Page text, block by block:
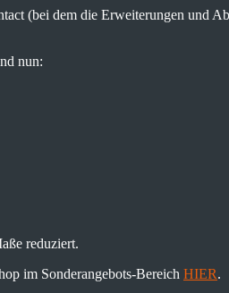
(bei dem die Erweiterungen und
nun:
reduziert.
im Sonderangebots-Bereich HIER.